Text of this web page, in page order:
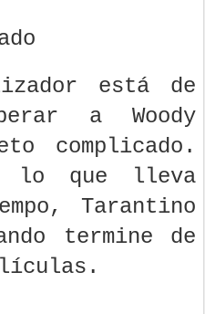
está de
a Woody
complicado.
lo que lleva
Tarantino
termine de